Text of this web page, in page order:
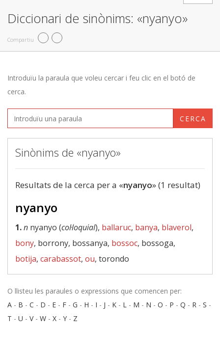
Diccionari de sinònims: «nyanyo»
Compartiu
Introduïu la paraula que voleu cercar i feu clic en el botó de
cerca.
CERCA
Sinònims de «nyanyo»
Resultats de la cerca per a «nyanyo» (1 resultat)
nyanyo
1.n nyanyo (col·loquial), ballaruc, banya, blaverol,
bony, borrony, bossanya, bossoc, bossoga,
botija, carabassot, ou, torondo
O llisteu les paraules o expressions que comencen per:
A - B - C - D - E - F - G - H - I - J - K - L - M - N - O - P - Q - R - S -
T - U - V- W - X - Y - Z